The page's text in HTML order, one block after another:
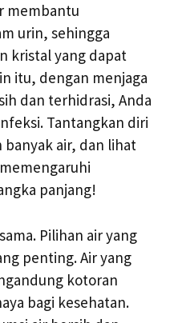
membantu
urin, sehingga
kristal yang dapat
itu, dengan menjaga
dan terhidrasi, Anda
Tantangkan diri
air, dan lihat
panjang!
Pilihan air yang
penting. Air yang
kotoran
bagi kesehatan.